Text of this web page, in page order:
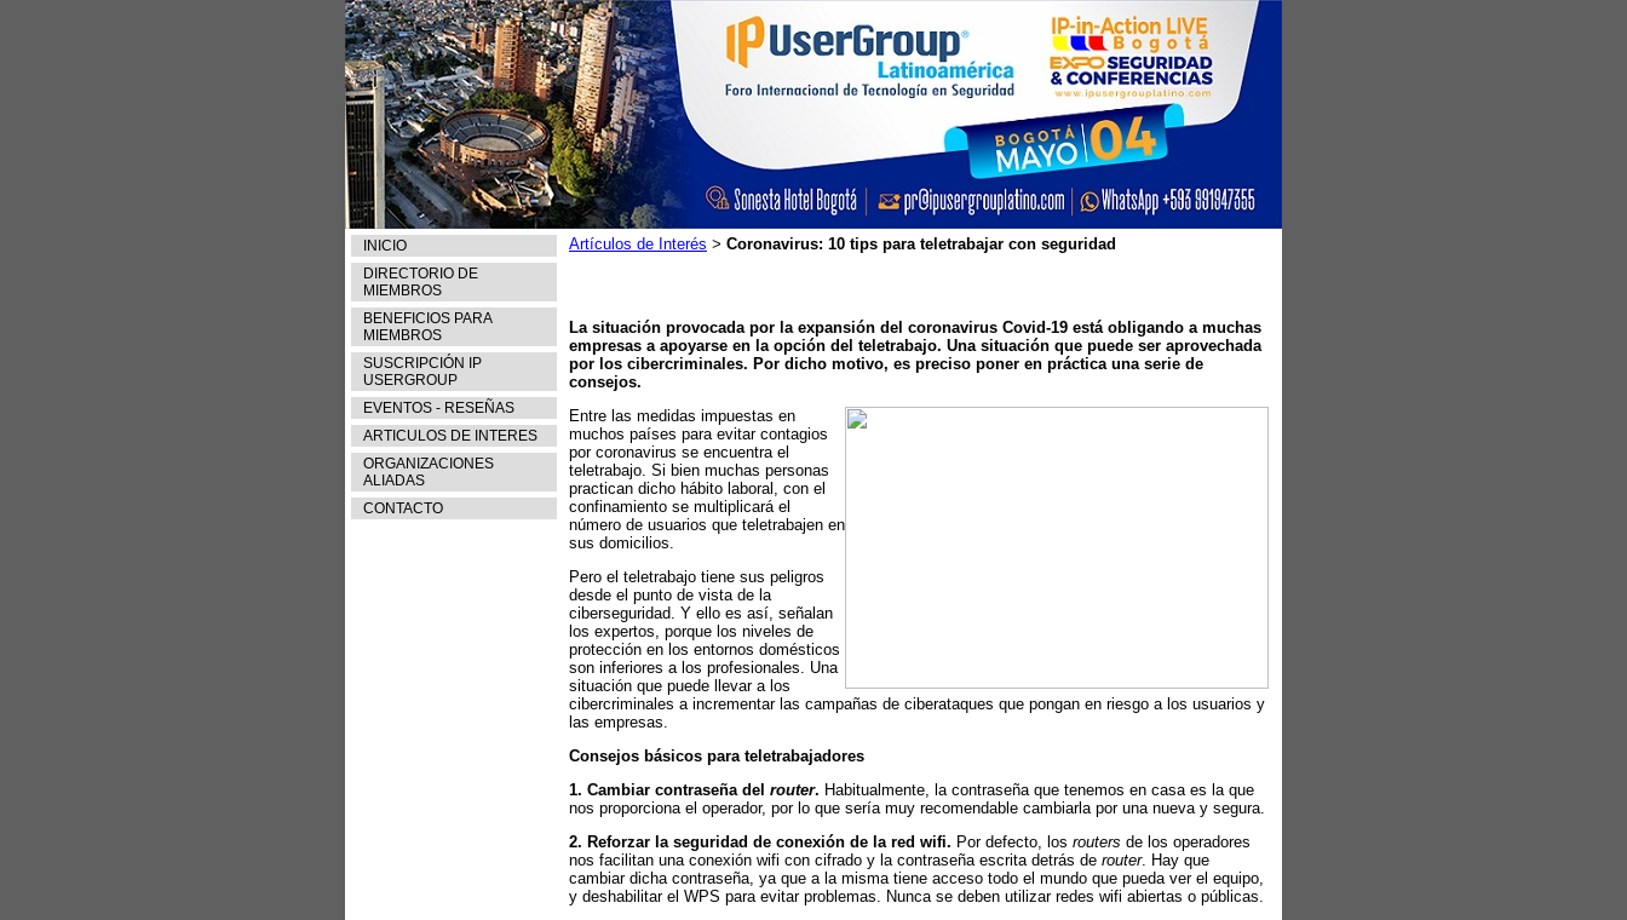
INICIO
DIRECTORIO DE
MIEMBROS
BENEFICIOS PARA
MIEMBROS
SUSCRIPCIÓN IP
USERGROUP
EVENTOS - RESEÑAS
ARTICULOS DE INTERES
ORGANIZACIONES
ALIADAS
CONTACTO
Artículos de Interés > Coronavirus: 10 tips para teletrabajar con seguridad
La situación provocada por la expansión del coronavirus Covid-19 está obligando a muchas
empresas a apoyarse en la opción del teletrabajo. Una situación que puede ser aprovechada
por los cibercriminales. Por dicho motivo, es preciso poner en práctica una serie de
consejos.
Entre las medidas impuestas en
muchos países para evitar contagios
por coronavirus se encuentra el
teletrabajo. Si bien muchas personas
practican dicho hábito laboral, con el
confinamiento se multiplicará el
número de usuarios que teletrabajen en
sus domicilios.
Pero el teletrabajo tiene sus peligros
desde el punto de vista de la
ciberseguridad. Y ello es así, señalan
los expertos, porque los niveles de
protección en los entornos domésticos
son inferiores a los profesionales. Una
situación que puede llevar a los
cibercriminales a incrementar las campañas de ciberataques que pongan en riesgo a los usuarios y
las empresas.
Consejos básicos para teletrabajadores
1. Cambiar contraseña del router. Habitualmente, la contraseña que tenemos en casa es la que
nos proporciona el operador, por lo que sería muy recomendable cambiarla por una nueva y segura.
2. Reforzar la seguridad de conexión de la red wifi. Por defecto, los routers de los operadores
nos facilitan una conexión wifi con cifrado y la contraseña escrita detrás de router. Hay que
cambiar dicha contraseña, ya que a la misma tiene acceso todo el mundo que pueda ver el equipo,
y deshabilitar el WPS para evitar problemas. Nunca se deben utilizar redes wifi abiertas o públicas.